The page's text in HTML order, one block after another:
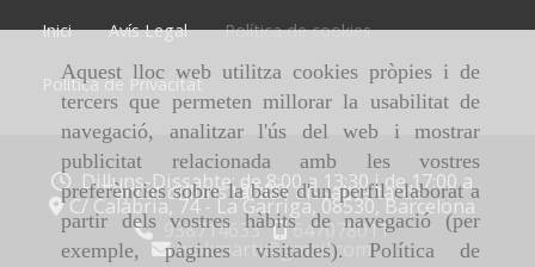
Aquest lloc web utilitza cookies pròpies i de
tercers que permeten millorar la usabilitat de
navegació, analitzar l'ús del web i mostrar
publicitat relacionada amb les vostres
preferències sobre la base d'un perfil elaborat a
partir dels vostres hàbits de navegació (per
exemple, pàgines visitades). Política de
Inici Avís Legal Política de cookies
Política de Privacitat
Dilluns-Dissabte: de 8:00 a 13:30 i de 17:00 a
20:00
Tancat dilluns tarda i dissabte tarda
C/ Calàbria, 74 -La Garriga,08530,Barcelona
938714633
647078011
wokmarti gmail.com